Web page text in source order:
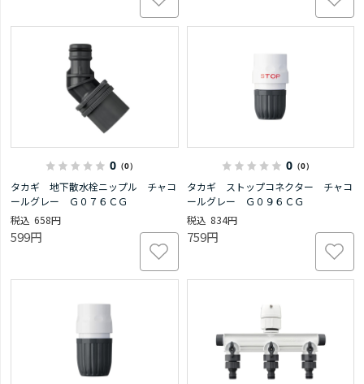
0 （0）
タカギ 地下散水栓ニップル チャコ
ールグレー Ｇ０７６ＣＧ
658円
599円
0（0）
タカギ ストップコネクター チャコ
ールグレー Ｇ０９６ＣＧ
834円
759円